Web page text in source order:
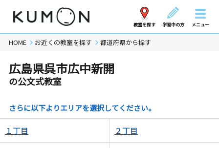
教室を探す 学習中の方 メニュー
HOME お近くの教室を探す 都道府県から探す
広島県呉市広中新開
の公文式教室
さらに以下よりエリアを選択してください。
１丁目 ２丁目